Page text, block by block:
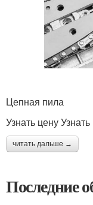
Цепная пила
Узнать цену
читать дальше →
Последние